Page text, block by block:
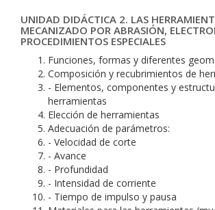
UNIDAD DIDÁCTICA 2. LAS
MECANIZADO POR ABRASIÓN,
PROCEDIMIENTOS ESPECIALES
Funciones, formas y diferentes
Composición y recubrimientos de
- Elementos, componentes y
herramientas
Elección de herramientas
Adecuación de parámetros:
- Velocidad de corte
- Avance
- Profundidad
- Intensidad de corriente
- Tiempo de impulso y pausa